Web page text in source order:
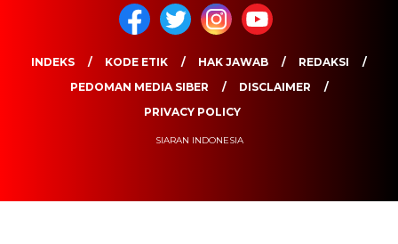
INDEKS KODE ETIK HAK JAWAB
REDAKSI
PEDOMAN MEDIA SIBER
DISCLAIMER
PRIVACY POLICY
SIARAN INDONESIA